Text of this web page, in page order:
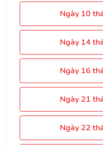
Ngày 10
Ngày 14
Ngày 16
Ngày 21
Ngày 22